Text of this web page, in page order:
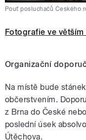
Pouť posluchačů Českého
Fotografie ve
Organizační
Na místě bude
občerstvením.
z Brna do České
poslední úsek
Útěchova.